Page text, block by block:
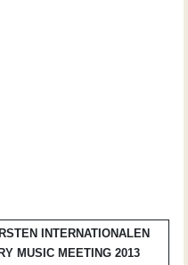
INTERNATIONALEN
MUSIC MEETING 2013